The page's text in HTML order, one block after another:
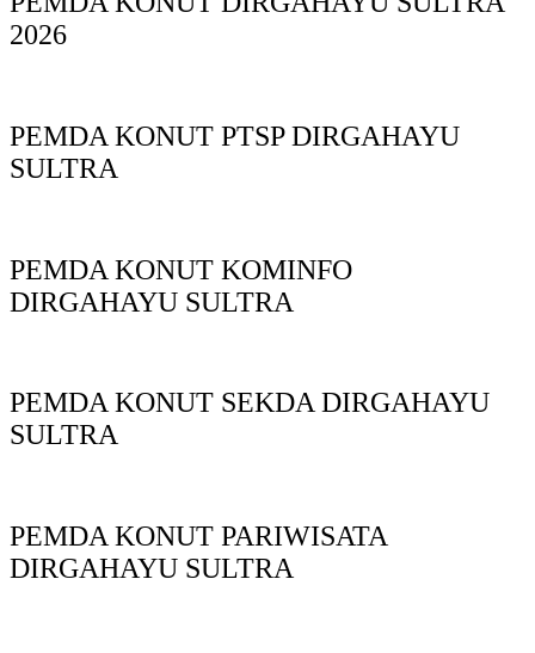
2026
PEMDA KONUT PTSP DIRGAHAYU
SULTRA
PEMDA KONUT KOMINFO
DIRGAHAYU SULTRA
PEMDA KONUT SEKDA DIRGAHAYU
SULTRA
PEMDA KONUT PARIWISATA
DIRGAHAYU SULTRA